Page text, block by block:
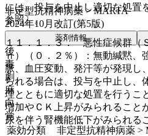
には、投与を中止し適切な処置
参照〕。
１１．１．３． 悪性症候群（
ｎ）（０．２％）：無動緘黙、
脈、血圧変動、発汗等が発現し
られる場合は、投与を中止し、
理とともに適切な処置を行うこ
増加やＣＫ上昇がみられること
尿を伴う腎機能低下がみられる
非定型抗精神病薬 > MARTA
2024年10月改訂(第5版)
薬剤情報
後
毒
劇
麻
向
覚
薬効分類
非定型抗精神病薬 >